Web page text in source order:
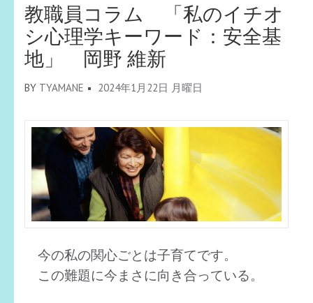
教職員コラム 「私のイチオ
シ心理学キーワード：安全基
地」 岡野 維新
BY TYAMANE 2024年1月22日 月曜日
今の私の関心ごとは子育てです。
この難題に今まさに向き合っている。